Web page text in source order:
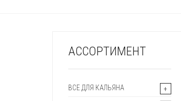
АССОРТИМЕНТ
ВСЕ ДЛЯ КАЛЬЯНА